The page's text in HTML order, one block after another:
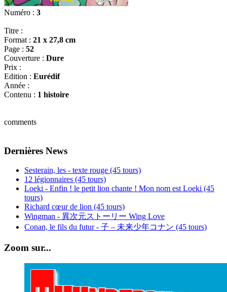
Numéro : 3
Titre :
Format : 21 x 27,8 cm
Page : 52
Couverture : Dure
Prix :
Edition : Eurédif
Année :
Contenu : 1 histoire
comments
Dernières News
Sesterain, les - texte rouge (45 tours)
12 légionnaires (45 tours)
Loeki - Enfin ! le petit lion chante ! Mon nom est Loeki (45
tours)
Richard cœur de lion (45 tours)
Wingman - 異次元ストーリー Wing Love
Conan, le fils du futur - 子 – 未来少年コナン (45 tours)
Zoom sur...